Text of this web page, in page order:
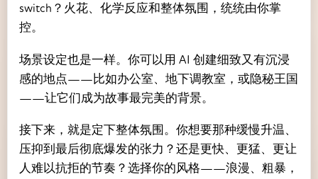
switch？火花、化学反应和整体氛围，统统由你掌
控。
场景设定也是一样。你可以用 AI 创建细致又有沉浸
感的地点——比如办公室、地下调教室，或隐秘王国
——让它们成为故事最完美的背景。
接下来，就是定下整体氛围。你想要那种缓慢升温、
压抑到最后彻底爆发的张力？还是更快、更猛、更让
人难以抗拒的节奏？选择你的风格——浪漫、粗暴，